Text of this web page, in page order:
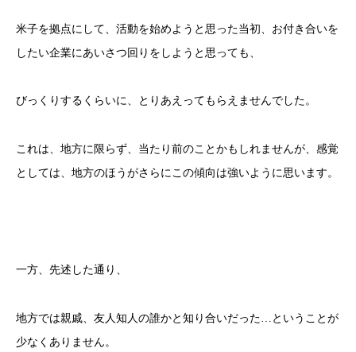
米子を拠点にして、活動を始めようと思った当初、お付き合いを
したい企業にあいさつ回りをしようと思っても、
びっくりするくらいに、とりあえってもらえませんでした。
これは、地方に限らず、当たり前のことかもしれませんが、感覚
としては、地方のほうがさらにこの傾向は強いように思います。
一方、先述した通り、
地方では親戚、友人知人の誰かと知り合いだった…ということが
少なくありません。